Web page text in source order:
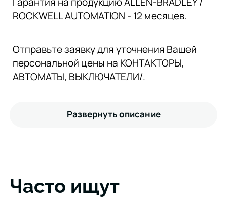
ROCKWELL AUTOMATION - 12 месяцев.
Отправьте заявку для уточнения Вашей
персональной цены на КОНТАКТОРЫ,
АВТОМАТЫ, ВЫКЛЮЧАТЕЛИ/.
Развернуть описание
Часто ищут